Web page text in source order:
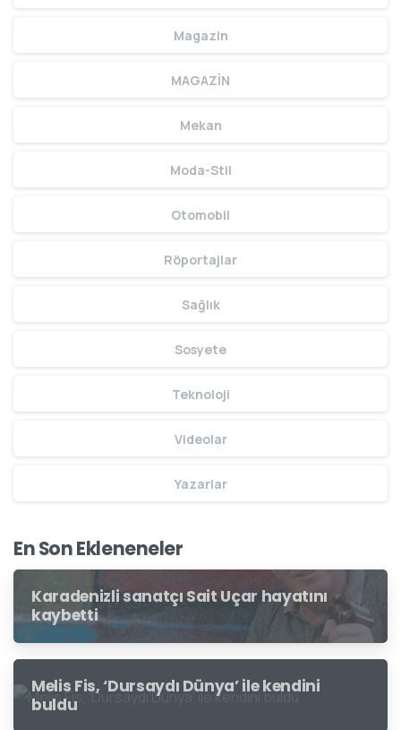
Magazin
MAGAZİN
Mekan
Moda-Stil
Otomobil
Röportajlar
Sağlık
Sosyete
Teknoloji
Videolar
Yazarlar
En Son Ekleneneler
Karadenizli sanatçı Sait Uçar hayatını
kaybetti
Melis Fis, ‘Dursaydı Dünya’ ile kendini
buldu